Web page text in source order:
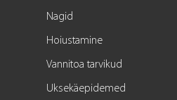
Nagid
Hoiustamine
Vannitoa tarvikud
Uksekäepidemed